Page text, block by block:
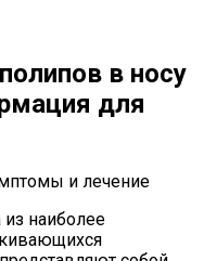
в носу
для
наиболее